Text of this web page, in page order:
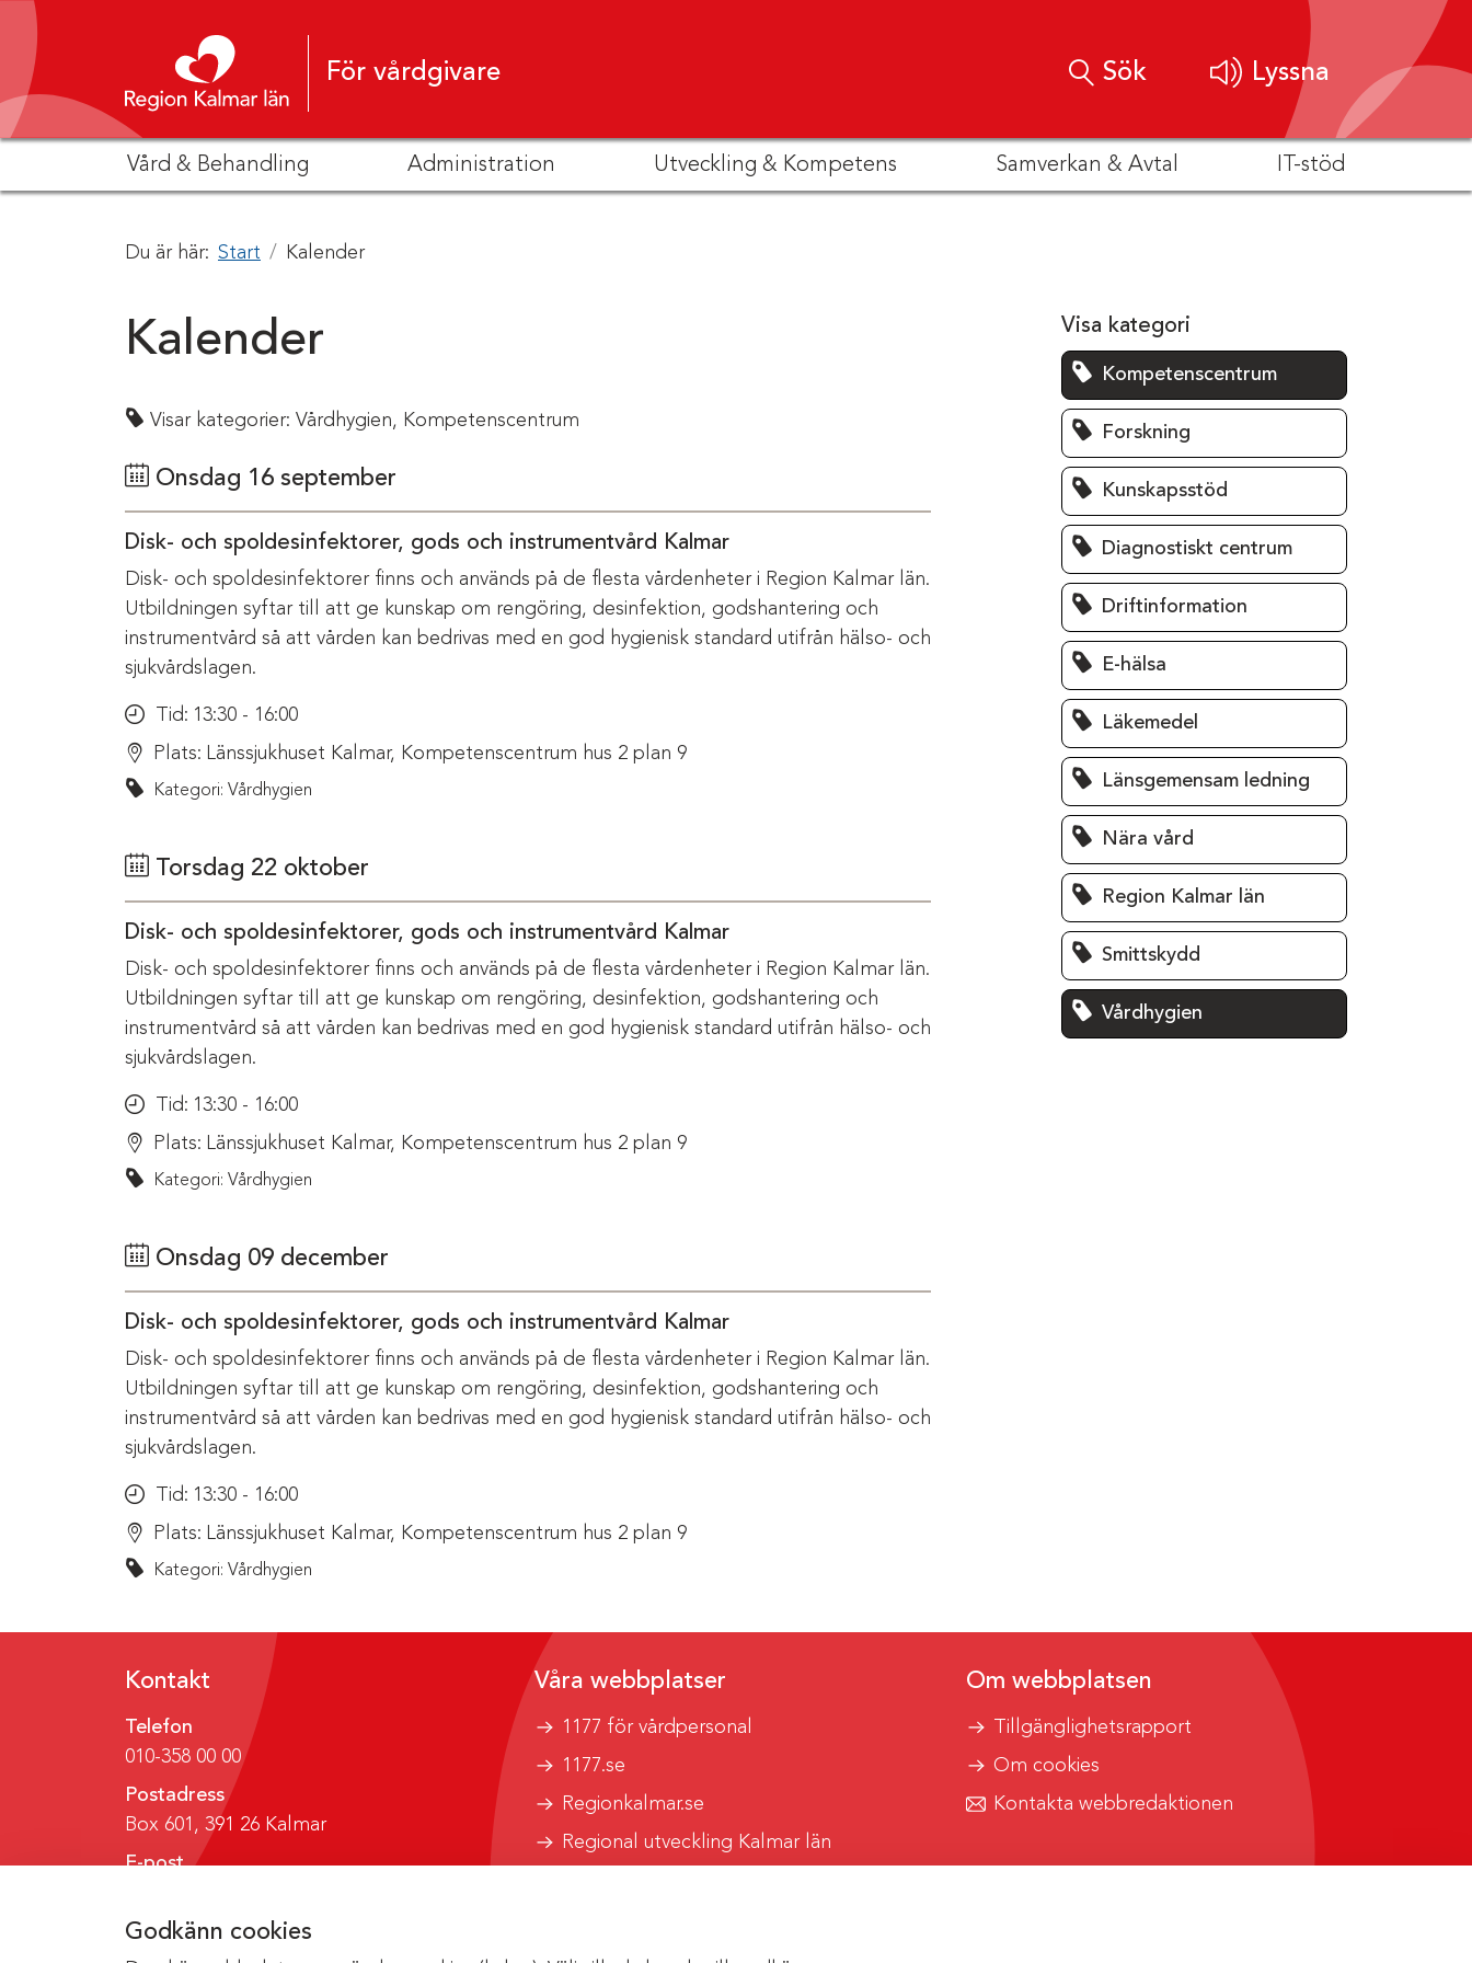
Godkänn cookies
Hoppa till innehåll
För vårdgivare Sök Lyssna
Vård & Behandling Administration Utveckling & Kompetens Samverkan & Avtal IT-stöd
Du är här: Start Kalender
Kalender
Visar kategorier: Vårdhygien, Kompetenscentrum
Onsdag 16 september
Disk- och spoldesinfektorer, gods och instrumentvård Kalmar
Disk- och spoldesinfektorer finns och används på de flesta vårdenheter i Region Kalmar län.
Utbildningen syftar till att ge kunskap om rengöring, desinfektion, godshantering och
instrumentvård så att vården kan bedrivas med en god hygienisk standard utifrån hälso- och
sjukvårdslagen.
Tid: 13:30 - 16:00
Plats: Länssjukhuset Kalmar, Kompetenscentrum hus 2 plan 9
Kategori: Vårdhygien
Torsdag 22 oktober
Disk- och spoldesinfektorer, gods och instrumentvård Kalmar
Disk- och spoldesinfektorer finns och används på de flesta vårdenheter i Region Kalmar län.
Utbildningen syftar till att ge kunskap om rengöring, desinfektion, godshantering och
instrumentvård så att vården kan bedrivas med en god hygienisk standard utifrån hälso- och
sjukvårdslagen.
Tid: 13:30 - 16:00
Plats: Länssjukhuset Kalmar, Kompetenscentrum hus 2 plan 9
Kategori: Vårdhygien
Onsdag 09 december
Disk- och spoldesinfektorer, gods och instrumentvård Kalmar
Disk- och spoldesinfektorer finns och används på de flesta vårdenheter i Region Kalmar län.
Utbildningen syftar till att ge kunskap om rengöring, desinfektion, godshantering och
instrumentvård så att vården kan bedrivas med en god hygienisk standard utifrån hälso- och
sjukvårdslagen.
Tid: 13:30 - 16:00
Plats: Länssjukhuset Kalmar, Kompetenscentrum hus 2 plan 9
Kategori: Vårdhygien
Visa kategori
Kompetenscentrum
Forskning
Kunskapsstöd
Diagnostiskt centrum
Driftinformation
E-hälsa
Läkemedel
Länsgemensam ledning
Nära vård
Region Kalmar län
Smittskydd
Vårdhygien
Kontakt
Telefon
010-358 00 00
Postadress
Box 601, 391 26 Kalmar
E-post
Våra webbplatser
1177 för vårdpersonal
1177.se
Regionkalmar.se
Regional utveckling Kalmar län
Om webbplatsen
Tillgänglighetsrapport
Om cookies
Kontakta webbredaktionen